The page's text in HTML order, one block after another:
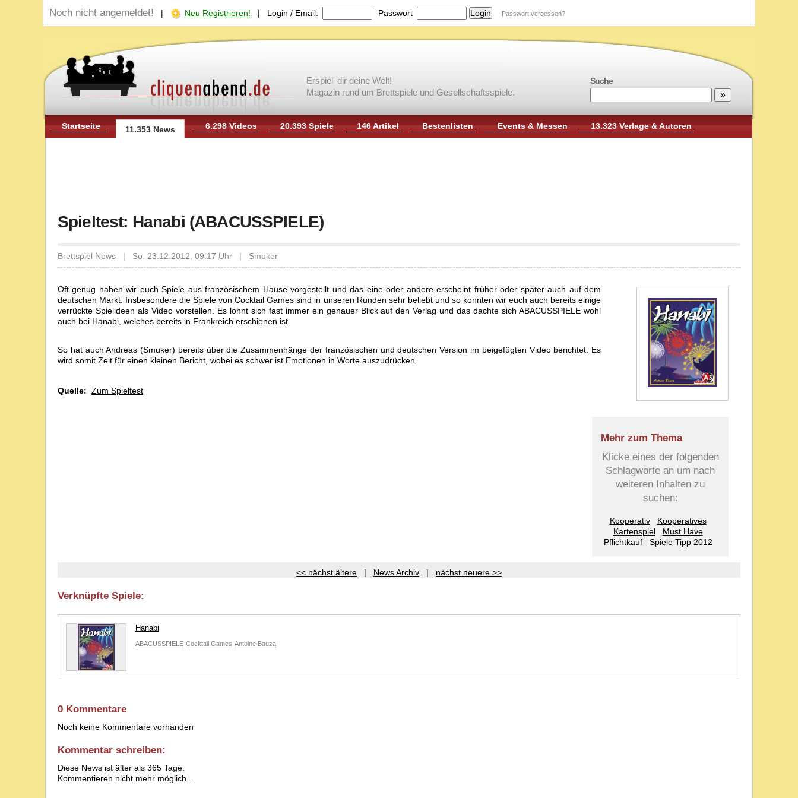
Noch nicht angemeldet! | Neu Registrieren! | Login / Email: Passwort Passwort vergessen?
Suche
Erspiel' dir deine Welt!
Magazin rund um Brettspiele und Gesellschaftsspiele.
Startseite 11.353 News 6.298 Videos 20.393 Spiele 146 Artikel Bestenlisten Events & Messen 13.323 Verlage & Autoren
Spieltest: Hanabi (ABACUSSPIELE)
Brettspiel News | So. 23.12.2012, 09:17 Uhr | Smuker
Mehr zum Thema
Klicke eines der folgenden
Schlagworte an um nach
weiteren Inhalten zu
suchen:
Kooperativ
Kooperatives
Kartenspiel
Must Have
Pflichtkauf
Spiele Tipp 2012
Oft genug haben wir euch Spiele aus französischem Hause vorgestellt und das eine oder andere erscheint früher oder später auch auf dem
deutschen Markt. Insbesondere die Spiele von Cocktail Games sind in unseren Runden sehr beliebt und so konnten wir euch auch bereits einige
verrückte Spielideen als Video vorstellen. Es lohnt sich fast immer ein genauer Blick auf den Verlag und das dachte sich ABACUSSPIELE wohl
auch bei Hanabi, welches bereits in Frankreich erschienen ist.
So hat auch Andreas (Smuker) bereits über die Zusammenhänge der französischen und deutschen Version im beigefügten Video berichtet. Es
wird somit Zeit für einen kleinen Bericht, wobei es schwer ist Emotionen in Worte auszudrücken.
Quelle: Zum Spieltest
<< nächst ältere | News Archiv | nächst neuere >>
Verknüpfte Spiele:
Hanabi
ABACUSSPIELE Cocktail Games Antoine Bauza
0 Kommentare
Noch keine Kommentare vorhanden
Kommentar schreiben:
Diese News ist älter als 365 Tage.
Kommentieren nicht mehr möglich...